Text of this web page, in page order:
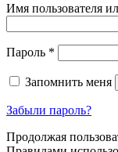
Имя пользователя
Пароль *
Запомнить меня
Забыли пароль?
Продолжая